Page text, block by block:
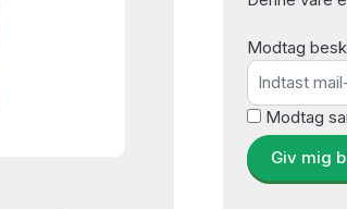
Modtag
Modtag
Giv mig